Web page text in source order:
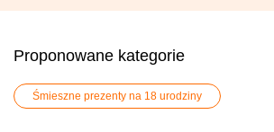
Proponowane kategorie
Śmieszne prezenty na 18 urodziny